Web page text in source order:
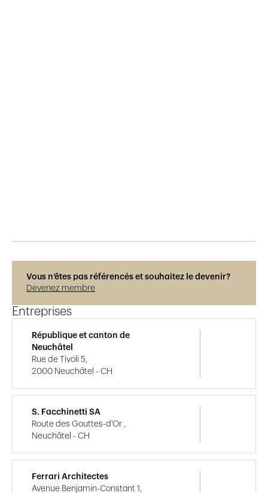
Vous n’êtes pas référencés et souhaitez le devenir?
Devenez membre
Entreprises
République et canton de
Neuchâtel
Rue de Tivoli 5,
2000 Neuchâtel - CH
S. Facchinetti SA
Route des Gouttes-d'Or ,
Neuchâtel - CH
Ferrari Architectes
Avenue Benjamin-Constant 1,